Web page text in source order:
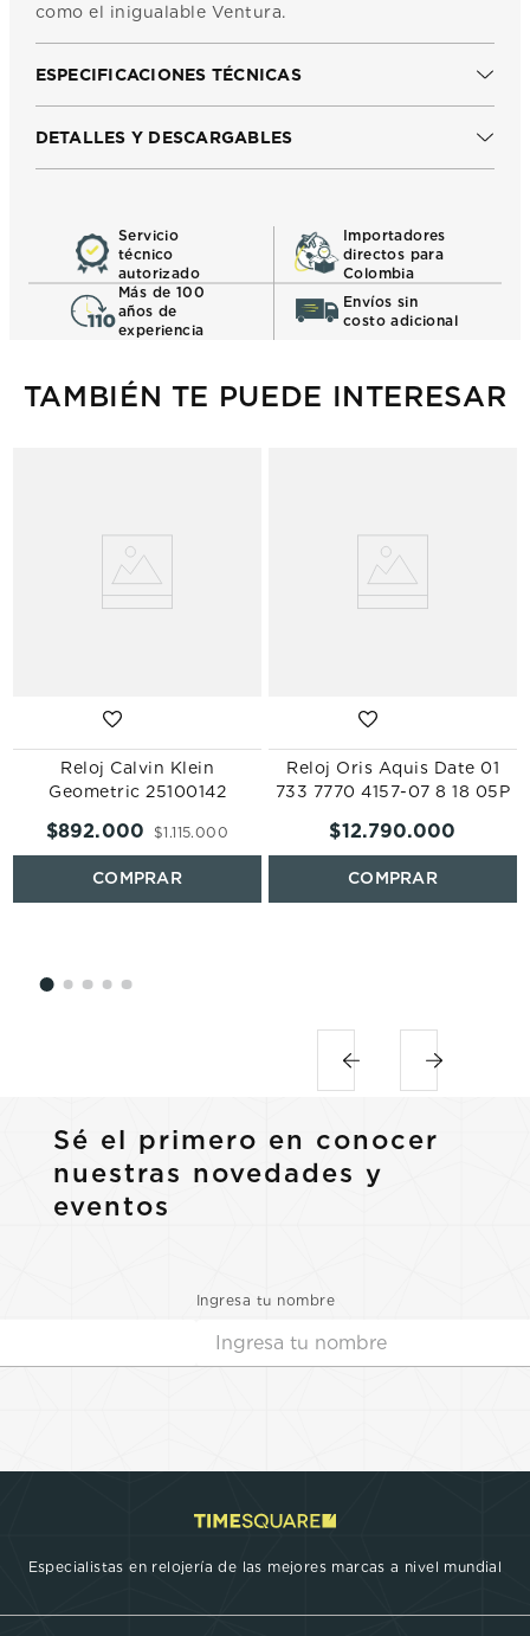
como el inigualable Ventura.
ESPECIFICACIONES TÉCNICAS
DETALLES Y DESCARGABLES
Servicio
técnico
autorizado
Importadores
directos para
Colombia
Más de 100
años de
experiencia
Envíos sin
costo adicional
TAMBIÉN TE PUEDE INTERESAR
Reloj Calvin Klein
Geometric 25100142
$1 .115.000
$892.000
Reloj Oris Aquis Date 01
733 7770 4157-07 8 18 05P
$12.790.000
Sé el primero en conocer
nuestras novedades y
eventos
Ingresa tu nombre
Especialistas en relojería de las mejores marcas a nivel mundial